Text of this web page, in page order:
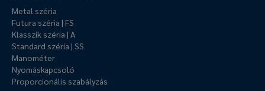
Metal széria
Futura széria | FS
Klasszik széria | A
Standard széria | SS
Manométer
Nyomáskapcsoló
Proporcionális szabályzás